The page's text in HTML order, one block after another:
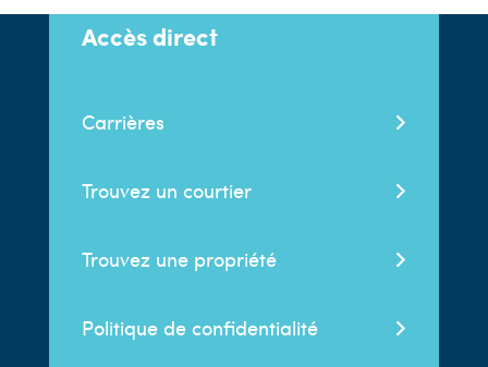
Accès direct
Carrières
Trouvez un courtier
Trouvez une propriété
Politique de confidentialité